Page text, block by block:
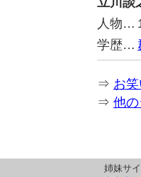
人物…
学歴…
⇒ お
⇒ 他
姉妹サイ